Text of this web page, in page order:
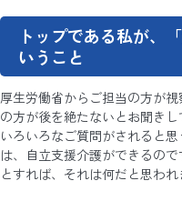
トップである私が、
いうこと
厚生労働省からご担当の方が
の方が後を絶たないとお聞きし
いろいろなご質問がされると
は、自立支援介護ができるの
とすれば、それは何だと思われ